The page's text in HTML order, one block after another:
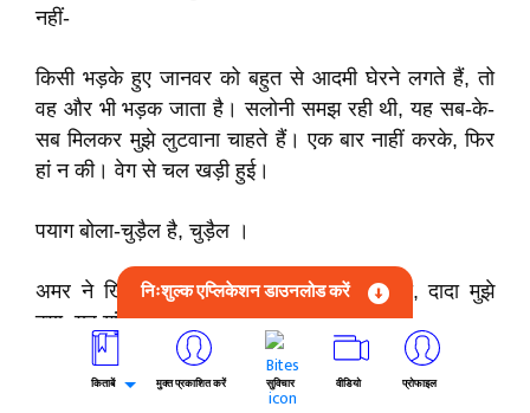
नहीं-
किसी भड़के हुए जानवर को बहुत से आदमी घेरने लगते हैं, तो
वह और भी भड़क जाता है। सलोनी समझ रही थी, यह सब-के-
सब मिलकर मुझे लुटवाना चाहते हैं। एक बार नाहीं करके, फिर
हां न की। वेग से चल खड़ी हुई।
पयाग बोला-चुड़ैल है, चुड़ैल ।
अमर ने खिसियाकर कहा-तुमने नाहक उससे कहा, दादा मुझे
क्या, यह गांव न सही और गांव सही।
मुन्नी का चेहरा फक हो गया।
निःशुल्क एप्लिकेशन डाउनलोड करें
किताबें मुक्त प्रकाशित करें सुविचार वीडियो प्रोफाइल